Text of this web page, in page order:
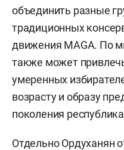
объединить разные
традиционных
движения MAGA. По
также может
умеренных
возрасту и образу
поколения
Отдельно Ордуханян